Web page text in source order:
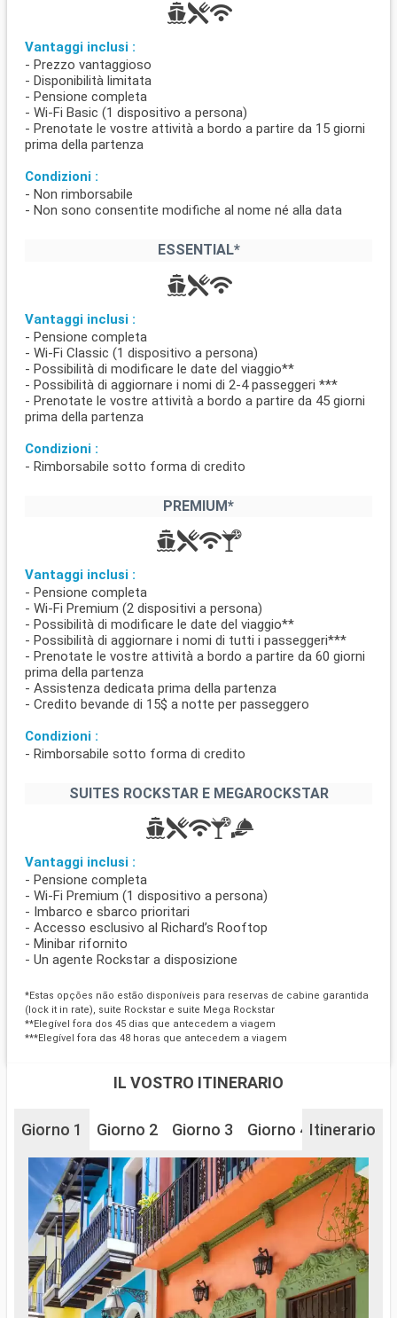
Vantaggi inclusi :
- Prezzo vantaggioso
- Disponibilità limitata
- Pensione completa
- Wi-Fi Basic (1 dispositivo a persona)
- Prenotate le vostre attività a bordo a partire da 15 giorni
prima della partenza
Condizioni :
- Non rimborsabile
- Non sono consentite modifiche al nome né alla data
ESSENTIAL*
Vantaggi inclusi :
- Pensione completa
- Wi-Fi Classic (1 dispositivo a persona)
- Possibilità di modificare le date del viaggio**
- Possibilità di aggiornare i nomi di 2-4 passeggeri ***
- Prenotate le vostre attività a bordo a partire da 45 giorni
prima della partenza
Condizioni :
- Rimborsabile sotto forma di credito
PREMIUM*
Vantaggi inclusi :
- Pensione completa
- Wi-Fi Premium (2 dispositivi a persona)
- Possibilità di modificare le date del viaggio**
- Possibilità di aggiornare i nomi di tutti i passeggeri***
- Prenotate le vostre attività a bordo a partire da 60 giorni
prima della partenza
- Assistenza dedicata prima della partenza
- Credito bevande di 15$ a notte per passeggero
Condizioni :
- Rimborsabile sotto forma di credito
SUITES ROCKSTAR E MEGAROCKSTAR
Vantaggi inclusi :
- Pensione completa
- Wi-Fi Premium (1 dispositivo a persona)
- Imbarco e sbarco prioritari
- Accesso esclusivo al Richard’s Rooftop
- Minibar rifornito
- Un agente Rockstar a disposizione
*Estas opções não estão disponíveis para reservas de cabine garantida
(lock it in rate), suite Rockstar e suite Mega Rockstar
**Elegível fora dos 45 dias que antecedem a viagem
***Elegível fora das 48 horas que antecedem a viagem
IL VOSTRO ITINERARIO
Giorno 1 Giorno 2 Giorno 3 Giorno 4 Giorno 5
Itinerario